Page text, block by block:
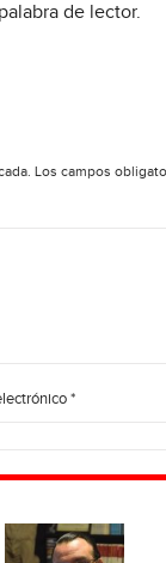
de lector.
Los campos
*